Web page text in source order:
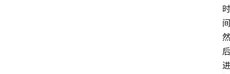
时
间
然
后
进